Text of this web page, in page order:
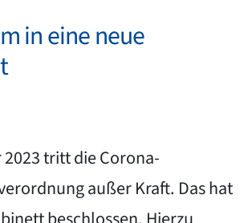
in eine neue
tritt die Corona-
außer Kraft. Das hat